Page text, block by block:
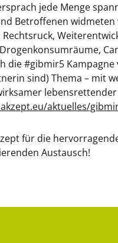
jede Menge
Betroffenen
die #gibmir5
sind) Thema – mit
aktuelles/
für die
Austausch!